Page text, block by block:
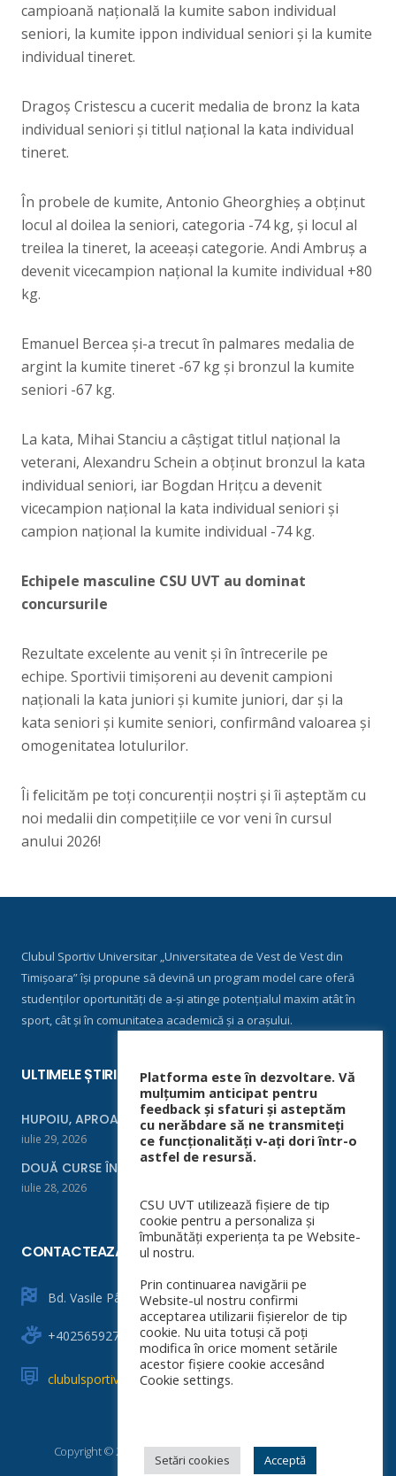
campioană națională la kumite sabon individual
seniori, la kumite ippon individual seniori și la kumite
individual tineret.
Dragoș Cristescu a cucerit medalia de bronz la kata
individual seniori și titlul național la kata individual
tineret.
În probele de kumite, Antonio Gheorghieș a obținut
locul al doilea la seniori, categoria -74 kg, și locul al
treilea la tineret, la aceeași categorie. Andi Ambruș a
devenit vicecampion național la kumite individual +80
kg.
Emanuel Bercea și-a trecut în palmares medalia de
argint la kumite tineret -67 kg și bronzul la kumite
seniori -67 kg.
La kata, Mihai Stanciu a câștigat titlul național la
veterani, Alexandru Schein a obținut bronzul la kata
individual seniori, iar Bogdan Hrițcu a devenit
vicecampion național la kata individual seniori și
campion național la kumite individual -74 kg.
Echipele masculine CSU UVT au dominat
concursurile
Rezultate excelente au venit și în întrecerile pe
echipe. Sportivii timișoreni au devenit campioni
naționali la kata juniori și kumite juniori, dar și la
kata seniori și kumite seniori, confirmând valoarea și
omogenitatea lotulurilor.
Îi felicităm pe toți concurenții noștri și îi așteptăm cu
noi medalii din competițiile ce vor veni în cursul
anului 2026!
Clubul Sportiv Universitar „Universitatea de Vest de Vest din
Timișoara” își propune să devină un program model care oferă
studenților oportunități de a-și atinge potențialul maxim atât în
sport, cât și în comunitatea academică și a orașului.
ULTIMELE ȘTIRI
HUPOIU, APROAPE DE FINALĂ LA ORADEA
iulie 29, 2026
DOUĂ CURSE ÎNTR-UN WEEKEND
iulie 28, 2026
CONTACTEAZĂ-NE
Bd. Vasile Pârvan nr. 4
+40256592760
clubulsportiv@e-uvt.ro
Copyright © 2025 CSU Universitatea de Vest din Timișoara
Platforma este în dezvoltare. Vă
mulțumim anticipat pentru
feedback și sfaturi și asteptăm
cu nerăbdare să ne transmiteți
ce funcționalități v-ați dori într-o
astfel de resursă.
CSU UVT utilizează fișiere de tip
cookie pentru a personaliza și
îmbunătăți experiența ta pe Website-
ul nostru.
Prin continuarea navigării pe
Website-ul nostru confirmi
acceptarea utilizarii fișierelor de tip
cookie. Nu uita totuși că poți
modifica în orice moment setările
acestor fișiere cookie accesând
Cookie settings.
Setări cookies Acceptă